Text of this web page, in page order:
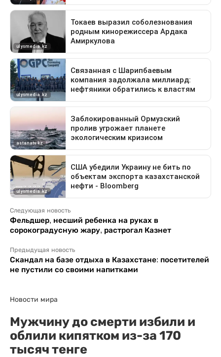
Следующая новость
Фельдшер, несший ребенка на руках в
сорокоградусную жару, растрогал Казнет
Предыдущая новость
Скандал на базе отдыха в Казахстане: посетителей
не пустили со своими напитками
Новости мира
Мужчину до смерти избили и
облили кипятком из-за 170
тысяч тенге